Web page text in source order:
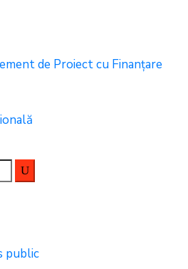
de Proiect cu Finanțare
public